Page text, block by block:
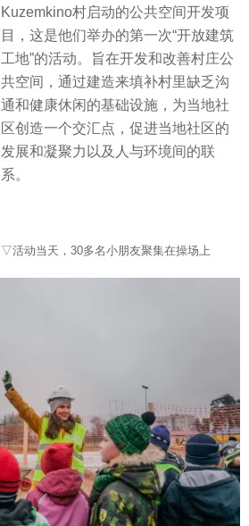
Kuzemkino村启动的公共空间开发项
目，这是他们举办的第一次“开放建筑
工地”的活动。旨在开发和改善村庄公
共空间，通过建造来填补村里缺乏沟
通和健康休闲的基础设施，为当地社
区创造一个交汇点，促进当地社区的
发展和凝聚力以及人与环境间的联
系。
▽活动当天，30多名小朋友聚集在操场上